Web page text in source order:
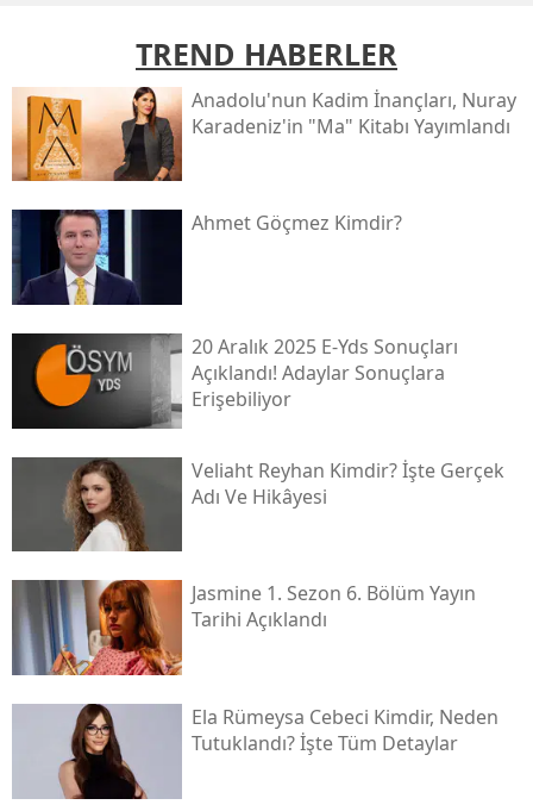
TREND HABERLER
Anadolu'nun Kadim İnançları, Nuray
Karadeniz'in "ma" Kitabı Yayımlandı
Ahmet Göçmez Kimdir?
20 Aralık 2025 E-Yds Sonuçları
Açıklandı! Adaylar Sonuçlara
Erişebiliyor
Veliaht Reyhan Kimdir? İşte Gerçek
Adı Ve Hikâyesi
Jasmine 1. Sezon 6. Bölüm Yayın
Tarihi Açıklandı
Ela Rümeysa Cebeci Kimdir, Neden
Tutuklandı? İşte Tüm Detaylar